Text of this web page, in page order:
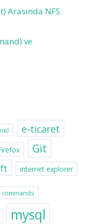
Arasında NFS
ve
e-ticaret
Git
internet explorer
mysql